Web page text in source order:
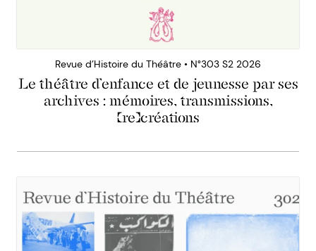
Revue d’Histoire du Théâtre • N°303 S2 2026
Le théâtre d’enfance et de jeunesse par ses
archives : mémoires, transmissions,
(re)créations